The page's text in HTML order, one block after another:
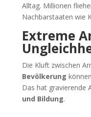
Alltag. Millionen
Nachbarstaaten wie
Extreme
Die Kluft zwischen
Bevölkerung
Das hat gravierende
und Bildung.